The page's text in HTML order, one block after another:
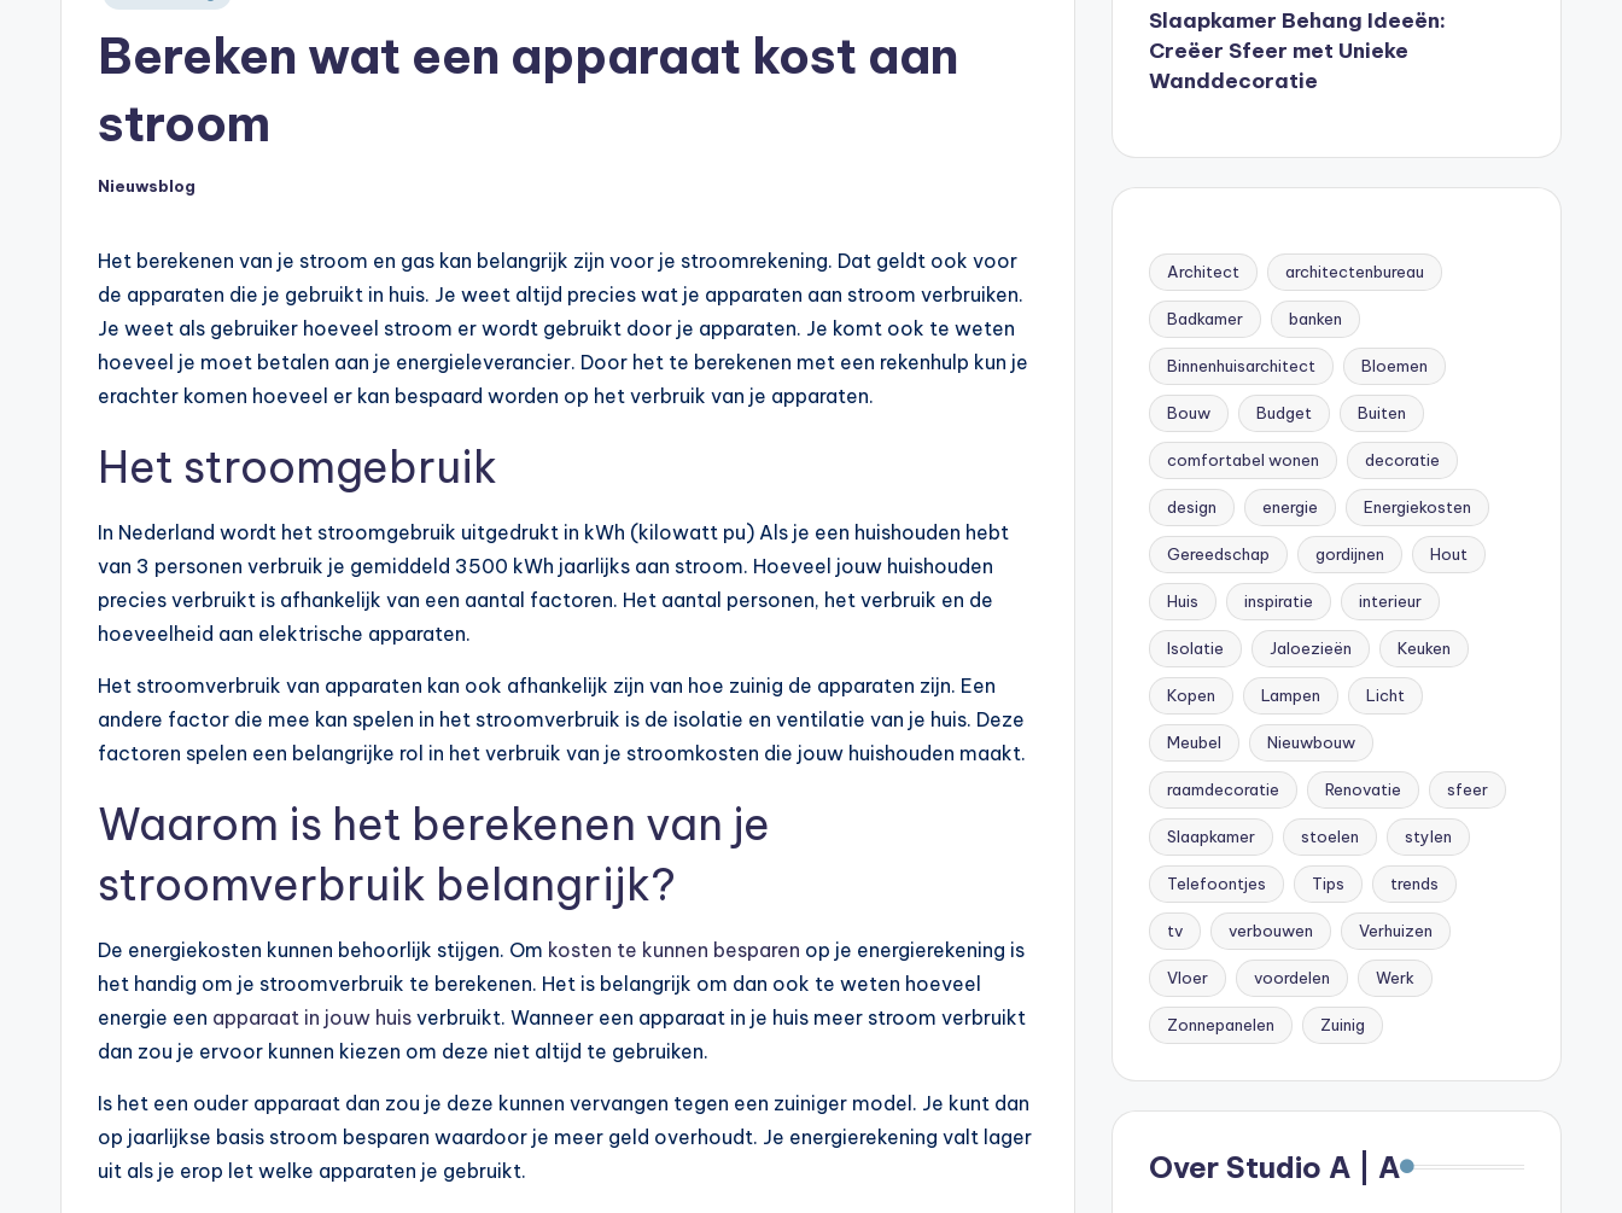
Bereken wat een apparaat kost aan
stroom
Geplaatst
Nieuwsblog
Het berekenen van je stroom en gas kan belangrijk zijn voor je stroomrekening. Dat geldt ook voor
de apparaten die je gebruikt in huis. Je weet altijd precies wat je apparaten aan stroom verbruiken.
Je weet als gebruiker hoeveel stroom er wordt gebruikt door je apparaten. Je komt ook te weten
hoeveel je moet betalen aan je energieleverancier. Door het te berekenen met een rekenhulp kun je
erachter komen hoeveel er kan bespaard worden op het verbruik van je apparaten.
Het stroomgebruik
In Nederland wordt het stroomgebruik uitgedrukt in kWh (kilowatt pu) Als je een huishouden hebt
van 3 personen verbruik je gemiddeld 3500 kWh jaarlijks aan stroom. Hoeveel jouw huishouden
precies verbruikt is afhankelijk van een aantal factoren. Het aantal personen, het verbruik en de
hoeveelheid aan elektrische apparaten.
Het stroomverbruik van apparaten kan ook afhankelijk zijn van hoe zuinig de apparaten zijn. Een
andere factor die mee kan spelen in het stroomverbruik is de isolatie en ventilatie van je huis. Deze
factoren spelen een belangrijke rol in het verbruik van je stroomkosten die jouw huishouden maakt.
Waarom is het berekenen van je
stroomverbruik belangrijk?
De energiekosten kunnen behoorlijk stijgen. Om kosten te kunnen besparen op je energierekening is
het handig om je stroomverbruik te berekenen. Het is belangrijk om dan ook te weten hoeveel
energie een apparaat in jouw huis verbruikt. Wanneer een apparaat in je huis meer stroom verbruikt
dan zou je ervoor kunnen kiezen om deze niet altijd te gebruiken.
Is het een ouder apparaat dan zou je deze kunnen vervangen tegen een zuiniger model. Je kunt dan
op jaarlijkse basis stroom besparen waardoor je meer geld overhoudt. Je energierekening valt lager
uit als je erop let welke apparaten je gebruikt.
Slaapkamer Behang Ideeën:
Creëer Sfeer met Unieke
Wanddecoratie
Architect architectenbureau
Badkamer banken
Binnenhuisarchitect Bloemen
Bouw Budget Buiten
comfortabel wonen decoratie
design energie Energiekosten
Gereedschap gordijnen Hout
Huis inspiratie interieur
Isolatie Jaloezieën Keuken
Kopen Lampen Licht
Meubel Nieuwbouw
raamdecoratie Renovatie sfeer
Slaapkamer stoelen stylen
Telefoontjes Tips trends
tv verbouwen Verhuizen
Vloer voordelen Werk
Zonnepanelen Zuinig
Over Studio A | A